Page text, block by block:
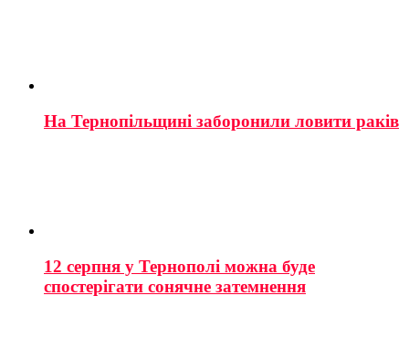
На Тернопільщині заборонили ловити раків
12 серпня у Тернополі можна буде
спостерігати сонячне затемнення